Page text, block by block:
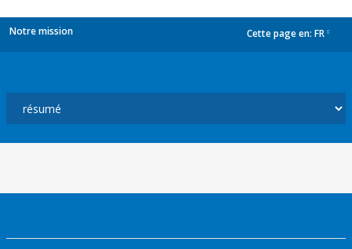
Notre mission Cette page en: FR